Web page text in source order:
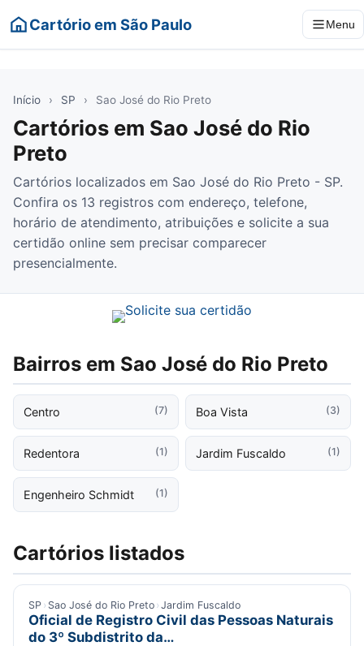
Cartório em São Paulo Menu
Início › SP › Sao José do Rio Preto
Cartórios em Sao José do Rio
Preto
Cartórios localizados em Sao José do Rio Preto - SP.
Confira os 13 registros com endereço, telefone,
horário de atendimento, atribuições e solicite a sua
certidão online sem precisar comparecer
presencialmente.
Bairros em Sao José do Rio Preto
Centro (7) Boa Vista (3)
Redentora (1) Jardim Fuscaldo (1)
Engenheiro Schmidt (1)
Cartórios listados
SP › Sao José do Rio Preto › Jardim Fuscaldo
Oficial de Registro Civil das Pessoas Naturais
do 3º Subdistrito da…